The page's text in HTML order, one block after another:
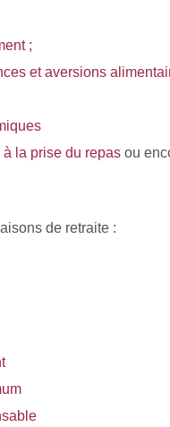
;
et aversions
la prise du repas ou
de retraite :